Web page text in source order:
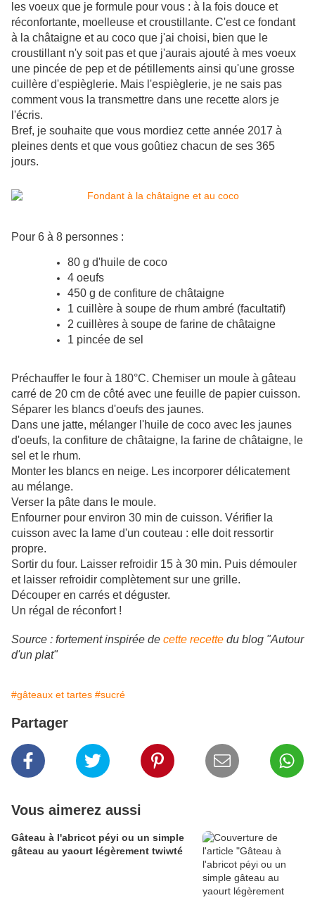
les voeux que je formule pour vous : à la fois douce et
réconfortante, moelleuse et croustillante. C'est ce fondant
à la châtaigne et au coco que j'ai choisi, bien que le
croustillant n'y soit pas et que j'aurais ajouté à mes voeux
une pincée de pep et de pétillements ainsi qu'une grosse
cuillère d'espièglerie. Mais l'espièglerie, je ne sais pas
comment vous la transmettre dans une recette alors je
l'écris.
Bref, je souhaite que vous mordiez cette année 2017 à
pleines dents et que vous goûtiez chacun de ses 365
jours.
Pour 6 à 8 personnes :
80 g d'huile de coco
4 oeufs
450 g de confiture de châtaigne
1 cuillère à soupe de rhum ambré (facultatif)
2 cuillères à soupe de farine de châtaigne
1 pincée de sel
Préchauffer le four à 180°C. Chemiser un moule à gâteau
carré de 20 cm de côté avec une feuille de papier cuisson.
Séparer les blancs d'oeufs des jaunes.
Dans une jatte, mélanger l'huile de coco avec les jaunes
d'oeufs, la confiture de châtaigne, la farine de châtaigne, le
sel et le rhum.
Monter les blancs en neige. Les incorporer délicatement
au mélange.
Verser la pâte dans le moule.
Enfourner pour environ 30 min de cuisson. Vérifier la
cuisson avec la lame d'un couteau : elle doit ressortir
propre.
Sortir du four. Laisser refroidir 15 à 30 min. Puis démouler
et laisser refroidir complètement sur une grille.
Découper en carrés et déguster.
Un régal de réconfort !
Source : fortement inspirée de cette recette du blog "Autour
d'un plat"
#gâteaux et tartes #sucré
Partager
Vous aimerez aussi
Gâteau à l'abricot péyi ou un simple
gâteau au yaourt légèrement twiwté